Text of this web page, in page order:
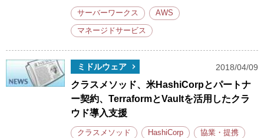
サーバーワークス AWS
マネージドサービス
ミドルウェア 2018/04/09
クラスメソッド、米HashiCorpとパートナ
ー契約、TerraformとVaultを活用したクラ
ウド導入支援
クラスメソッド HashiCorp 協業・提携